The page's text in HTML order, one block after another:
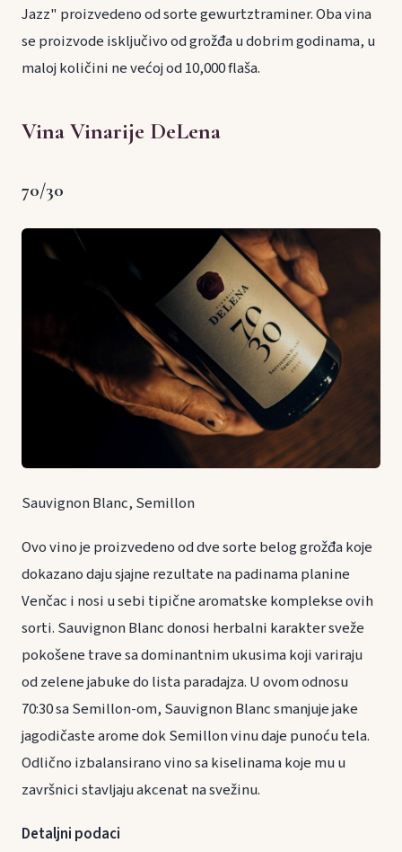
Jazz" proizvedeno od sorte gewurtztraminer. Oba vina
se proizvode isključivo od grožđa u dobrim godinama, u
maloj količini ne većoj od 10,000 flaša.
Vina Vinarije DeLena
70/30
Sauvignon Blanc, Semillon
Ovo vino je proizvedeno od dve sorte belog grožđa koje
dokazano daju sjajne rezultate na padinama planine
Venčac i nosi u sebi tipične aromatske komplekse ovih
sorti. Sauvignon Blanc donosi herbalni karakter sveže
pokošene trave sa dominantnim ukusima koji variraju
od zelene jabuke do lista paradajza. U ovom odnosu
70:30 sa Semillon-om, Sauvignon Blanc smanjuje jake
jagodičaste arome dok Semillon vinu daje punoću tela.
Odlično izbalansirano vino sa kiselinama koje mu u
završnici stavljaju akcenat na svežinu.
Detaljni podaci